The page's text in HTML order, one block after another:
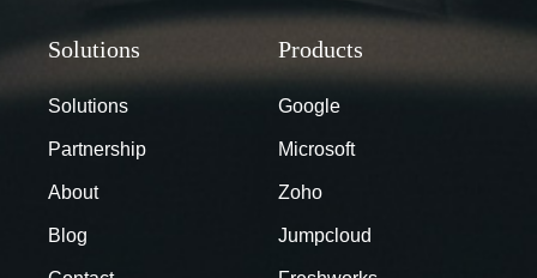
memperoleh
nilai dari data,
mengumpulka
data. Data
Solutions
Partnership
About
Blog
Google
Microsoft
Zoho
Jumpcloud